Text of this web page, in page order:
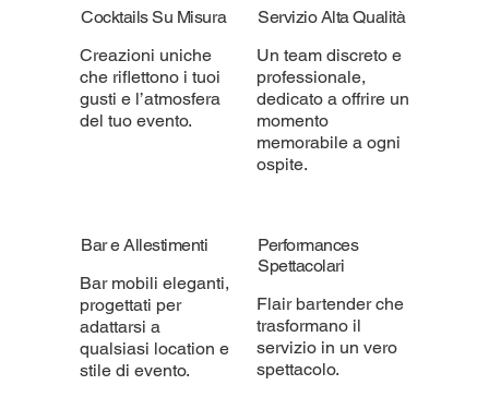
Cocktails Su Misura
Creazioni uniche
che riflettono i tuoi
gusti e l’atmosfera
del tuo evento.
Servizio Alta Qualità
Un team discreto e
professionale,
dedicato a offrire un
momento
memorabile a ogni
ospite.
Bar e Allestimenti
Bar mobili eleganti,
progettati per
adattarsi a
qualsiasi location e
stile di evento.
Performances
Spettacolari
Flair bartender che
trasformano il
servizio in un vero
spettacolo.